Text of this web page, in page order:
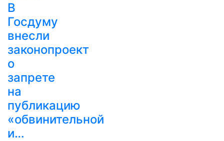
В
Госдуму
внесли
законопроект
о
запрете
на
публикацию
«обвинительной
и…